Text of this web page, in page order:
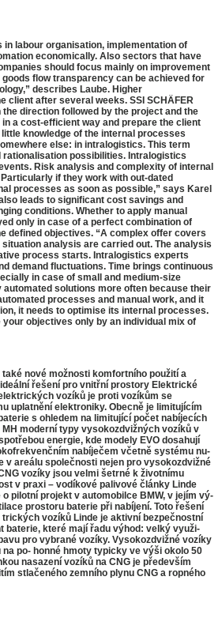
labour organisation, implementation of
economically. Also sectors that have
should focus mainly on improvement
flow transparency can be achieved for
describes Laube. Higher
client after several weeks. SSI SCHÄFER
direction followed by the project and the
a cost-efficient way and prepare the client
knowledge of the internal processes
else: in intralogistics. This term
rationalisation possibilities. Intralogistics
Risk analysis and complexity of internal
if they work with out-dated
processes as soon as possible,” says Karel
leads to significant cost savings and
conditions. Whether to apply manual
only in case of a perfect combination of
defined objectives. “A complex offer covers
analysis are carried out. The analysis
process starts. Intralogistics experts
demand fluctuations. Time brings continuous
in case of small and medium-size
solutions more often because their
processes and manual work, and it
it needs to optimise its internal processes.
objectives only by an individual mix of
nové možnosti komfortního použití a
řešení pro vnitřní prostory Elektrické
vozíků je proti vozíkům se
uplatnění elektroniky. Obecně je limitujícím
s ohledem na limitující počet nabíjecích
moderní typy vysokozdvižných vozíků v
energie, kde modely EVO dosahují
nabíječem včetně systému nu-
v areálu společnosti nejen pro vysokozdvižné
vozíky jsou velmi šetrné k životnímu
v praxi – vodíkové palivové články Linde
pilotní projekt v automobilce BMW, v jejím vý-
prostoru baterie při nabíjení. Toto řešení
vozíků Linde je aktivní bezpečnostní
baterie, které mají řadu výhod: velký využi-
pro vybrané vozíky. Vysokozdvižné vozíky
po- honné hmoty typicky ve výši okolo 50
nasazení vozíků na CNG je především
stlačeného zemního plynu CNG a ropného